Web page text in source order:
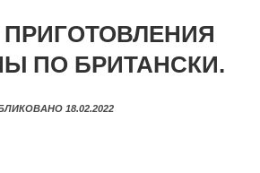
ПРИГОТОВЛЕНИЯ
ПО БРИТАНСКИ.
18.02.2022